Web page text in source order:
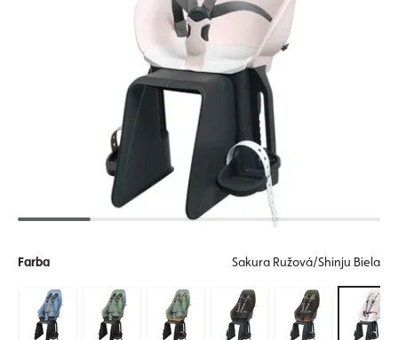
Farba Sakura Ružová/Shinju Biela